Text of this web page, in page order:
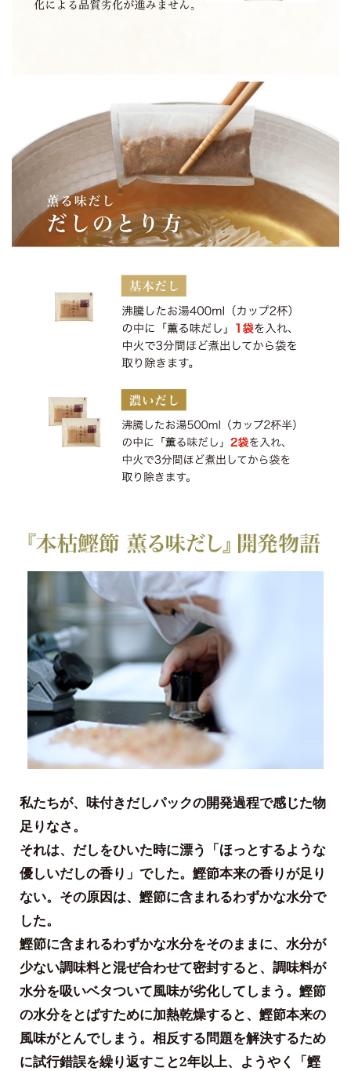
私たちが、味付きだしパックの開発過程で感じた物
足りなさ。
それは、だしをひいた時に漂う「ほっとするような
優しいだしの香り」でした。鰹節本来の香りが足り
ない。その原因は、鰹節に含まれるわずかな水分で
した。
鰹節に含まれるわずかな水分をそのままに、水分が
少ない調味料と混ぜ合わせて密封すると、調味料が
水分を吸いベタついて風味が劣化してしまう。鰹節
の水分をとばすために加熱乾燥すると、鰹節本来の
風味がとんでしまう。相反する問題を解決するため
に試行錯誤を繰り返すこと2年以上、ようやく「鰹